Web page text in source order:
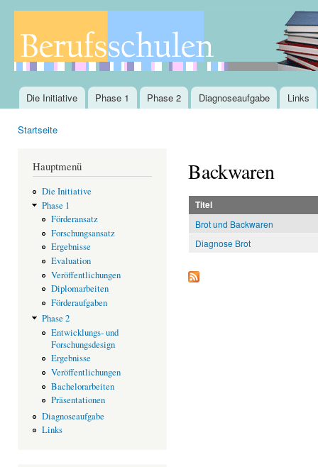
Hauptmenü
Die Initiative Phase 1 Phase 2 Diagnoseaufgabe Links
Startseite
Hauptmenü
Die Initiative
Phase 1
Förderansatz
Forschungsansatz
Ergebnisse
Evaluation
Veröffentlichungen
Diplomarbeiten
Förderaufgaben
Phase 2
Entwicklungs- und
Forschungsdesign
Ergebnisse
Veröffentlichungen
Bachelorarbeiten
Präsentationen
Diagnoseaufgabe
Links
Backwaren
Titel
Brot und Backwaren
Diagnose Brot